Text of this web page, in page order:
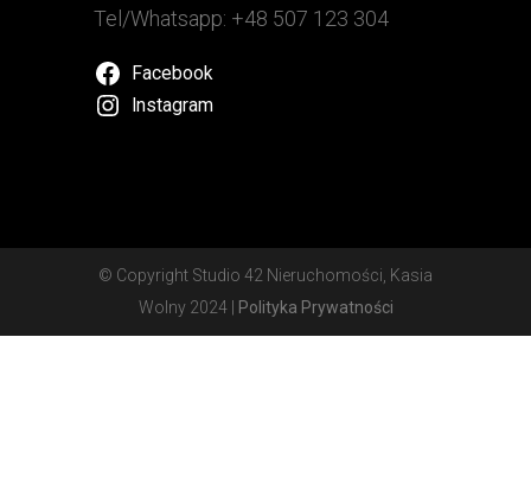
Tel/Whatsapp: +48 507 123 304
Facebook
Instagram
© Copyright Studio 42 Nieruchomości, Kasia
Wolny 2024 |
Polityka Prywatności